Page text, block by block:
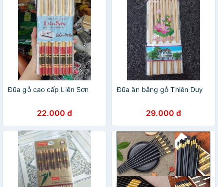
Đũa gỗ cao cấp Liên Sơn
22.000 đ
Đũa ăn bằng gỗ Thiên Duy
29.000 đ